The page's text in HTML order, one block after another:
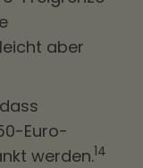
aber
Euro-
werden.14